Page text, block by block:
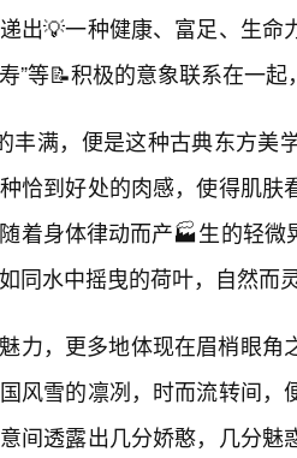
出💡一种健康、富足、生
寿”等📝积极的意象联系在一
丰满，便是这种古典东方
恰到好处的肉感，使得肌
着身体律动而产🏭生的轻
同水中摇曳的荷叶，自然而
力，更多地体现在眉梢眼角
风雪的凛冽，时而流转间
间透露出几分娇憨，几分